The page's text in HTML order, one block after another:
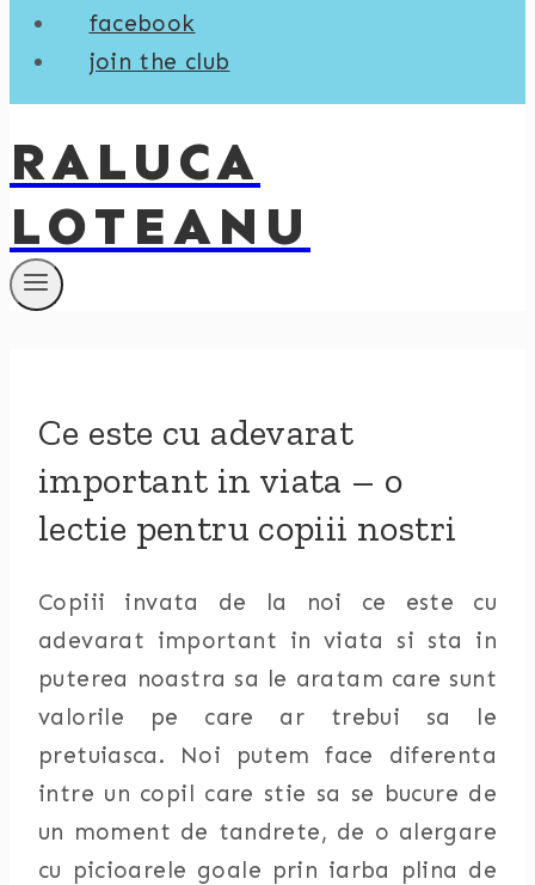
facebook
join the club
RALUCA
LOTEANU
Ce este cu adevarat
important in viata – o
lectie pentru copiii nostri
Copiii invata de la noi ce este cu
adevarat important in viata si sta in
puterea noastra sa le aratam care sunt
valorile pe care ar trebui sa le
pretuiasca. Noi putem face diferenta
intre un copil care stie sa se bucure de
un moment de tandrete, de o alergare
cu picioarele goale prin iarba plina de